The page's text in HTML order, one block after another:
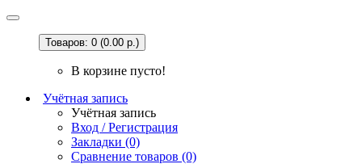
Товаров: 0 (0.00 р.)
В корзине пусто!
Учётная запись
Учётная запись
Вход / Регистрация
Закладки (0)
Сравнение товаров (0)